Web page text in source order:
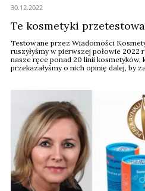
Te kosmetyki
Testowane przez Wiadomości
ruszyłyśmy w pierwszej połowie 2022
nasze ręce ponad 20 linii kosmetyków,
przekazałyśmy o nich opinię dalej, by
przetestować.
30.12.2022